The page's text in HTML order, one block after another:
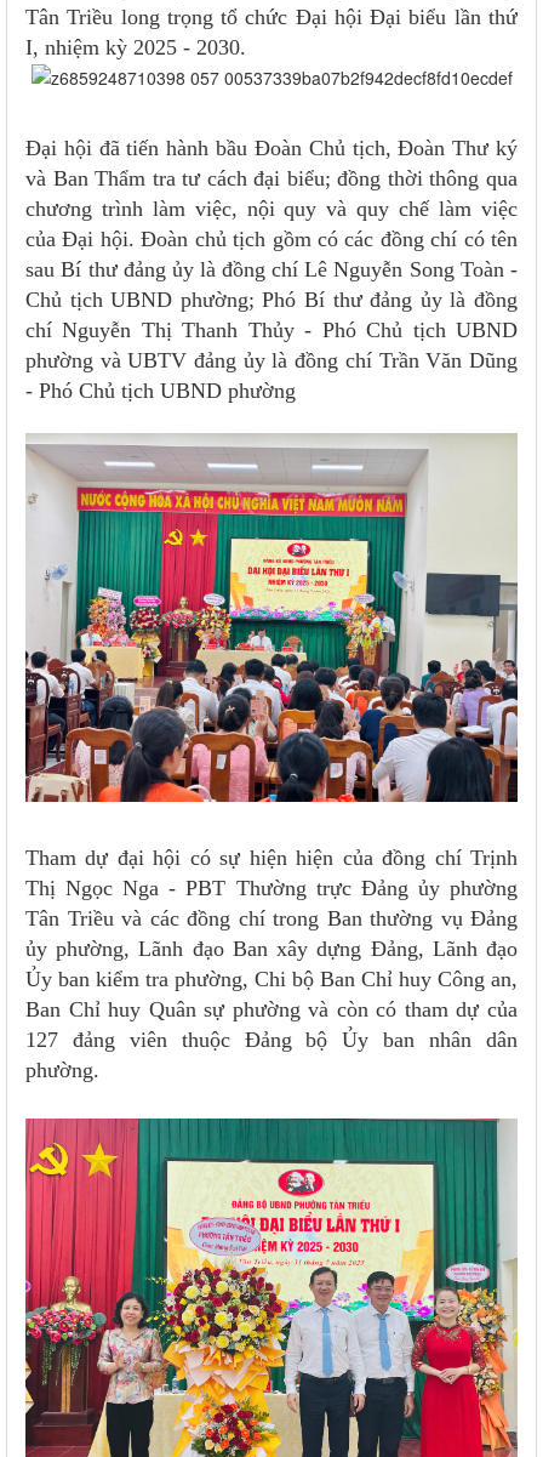
Tân Triều long trọng tổ chức Đại hội Đại biểu lần thứ
I, nhiệm kỳ 2025 - 2030.
Đại hội đã tiến hành bầu Đoàn Chủ tịch, Đoàn Thư ký
và Ban Thẩm tra tư cách đại biểu; đồng thời thông qua
chương trình làm việc, nội quy và quy chế làm việc
của Đại hội. Đoàn chủ tịch gồm có các đồng chí có tên
sau Bí thư đảng ủy là đồng chí Lê Nguyễn Song Toàn -
Chủ tịch UBND phường; Phó Bí thư đảng ủy là đồng
chí Nguyễn Thị Thanh Thủy - Phó Chủ tịch UBND
phường và UBTV đảng ủy là đồng chí Trần Văn Dũng
- Phó Chủ tịch UBND phường
Tham dự đại hội có sự hiện hiện của đồng chí Trịnh
Thị Ngọc Nga - PBT Thường trực Đảng ủy phường
Tân Triều và các đồng chí trong Ban thường vụ Đảng
ủy phường, Lãnh đạo Ban xây dựng Đảng, Lãnh đạo
Ủy ban kiểm tra phường, Chi bộ Ban Chỉ huy Công an,
Ban Chỉ huy Quân sự phường và còn có tham dự của
127 đảng viên thuộc Đảng bộ Ủy ban nhân dân
phường.